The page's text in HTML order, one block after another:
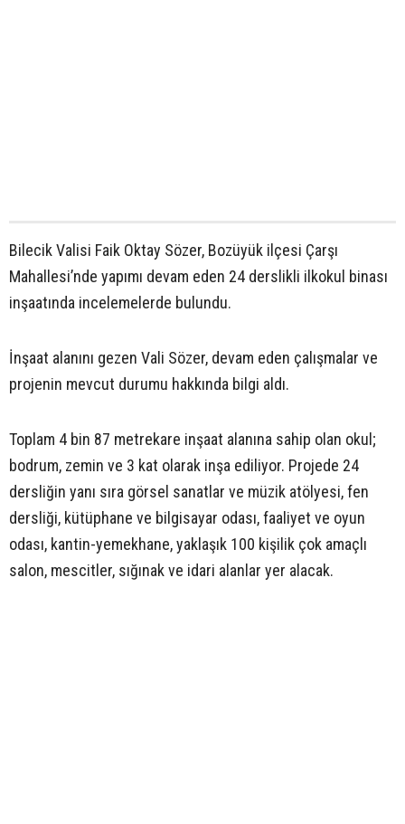
Bilecik Valisi Faik Oktay Sözer, Bozüyük ilçesi Çarşı
Mahallesi’nde yapımı devam eden 24 derslikli ilkokul binası
inşaatında incelemelerde bulundu.
İnşaat alanını gezen Vali Sözer, devam eden çalışmalar ve
projenin mevcut durumu hakkında bilgi aldı.
Toplam 4 bin 87 metrekare inşaat alanına sahip olan okul;
bodrum, zemin ve 3 kat olarak inşa ediliyor. Projede 24
dersliğin yanı sıra görsel sanatlar ve müzik atölyesi, fen
dersliği, kütüphane ve bilgisayar odası, faaliyet ve oyun
odası, kantin-yemekhane, yaklaşık 100 kişilik çok amaçlı
salon, mescitler, sığınak ve idari alanlar yer alacak.